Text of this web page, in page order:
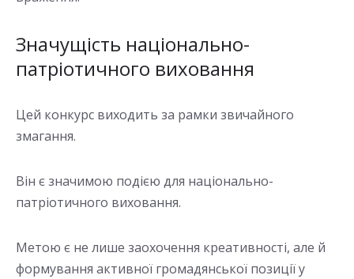
Значущість національно-
патріотичного виховання
Цей конкурс виходить за рамки звичайного
змагання.
Він є значимою подією для національно-
патріотичного виховання.
Метою є не лише заохочення креативності, але й
формування активної громадянської позиції у